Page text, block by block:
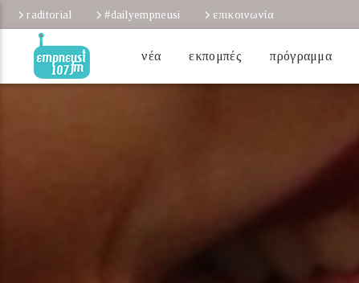
raditorial #dailyempneusi επικοινωνία
νέα εκπομπές πρόγραμμα